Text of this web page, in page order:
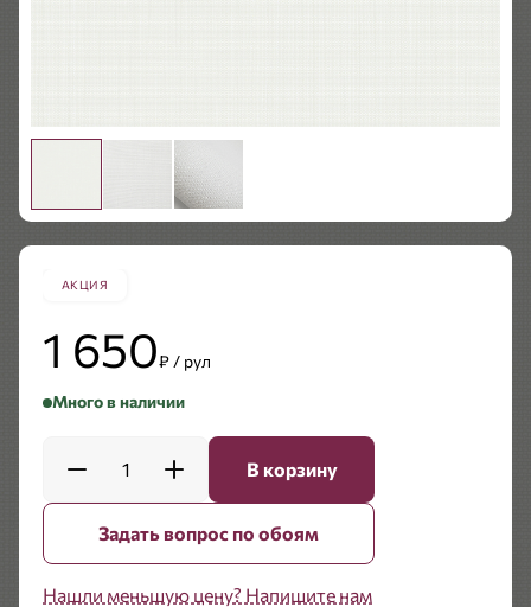
АКЦИЯ
1 650₽ / рул
Много в наличии
1 В корзину
Задать вопрос по обоям
Нашли меньшую цену? Напишите нам